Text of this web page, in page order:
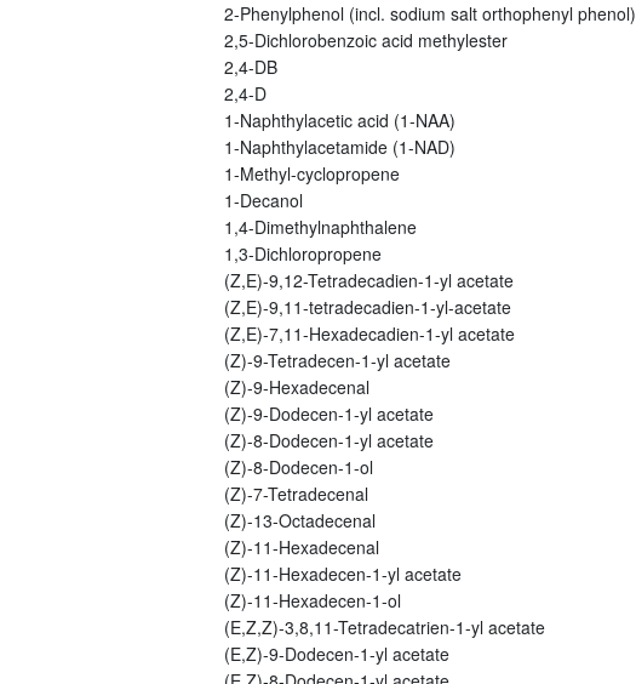
2-Phenylphenol (incl. sodium salt orthophenyl phenol)
2,5-Dichlorobenzoic acid methylester
2,4-DB
2,4-D
1-Naphthylacetic acid (1-NAA)
1-Naphthylacetamide (1-NAD)
1-Methyl-cyclopropene
1-Decanol
1,4-Dimethylnaphthalene
1,3-Dichloropropene
(Z,E)-9,12-Tetradecadien-1-yl acetate
(Z,E)-9,11-tetradecadien-1-yl-acetate
(Z,E)-7,11-Hexadecadien-1-yl acetate
(Z)-9-Tetradecen-1-yl acetate
(Z)-9-Hexadecenal
(Z)-9-Dodecen-1-yl acetate
(Z)-8-Dodecen-1-yl acetate
(Z)-8-Dodecen-1-ol
(Z)-7-Tetradecenal
(Z)-13-Octadecenal
(Z)-11-Hexadecenal
(Z)-11-Hexadecen-1-yl acetate
(Z)-11-Hexadecen-1-ol
(E,Z,Z)-3,8,11-Tetradecatrien-1-yl acetate
(E,Z)-9-Dodecen-1-yl acetate